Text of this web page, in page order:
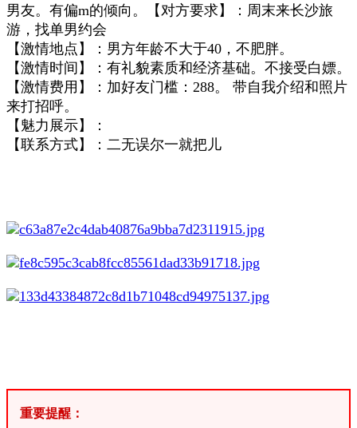
男友。有偏m的倾向。【对方要求】：周末来长沙旅
游，找单男约会
【激情地点】：男方年龄不大于40，不肥胖。
【激情时间】：有礼貌素质和经济基础。不接受白嫖。
【激情费用】：加好友门槛：288。 带自我介绍和照片
来打招呼。
【魅力展示】：
【联系方式】：二无误尔一就把儿
重要提醒：